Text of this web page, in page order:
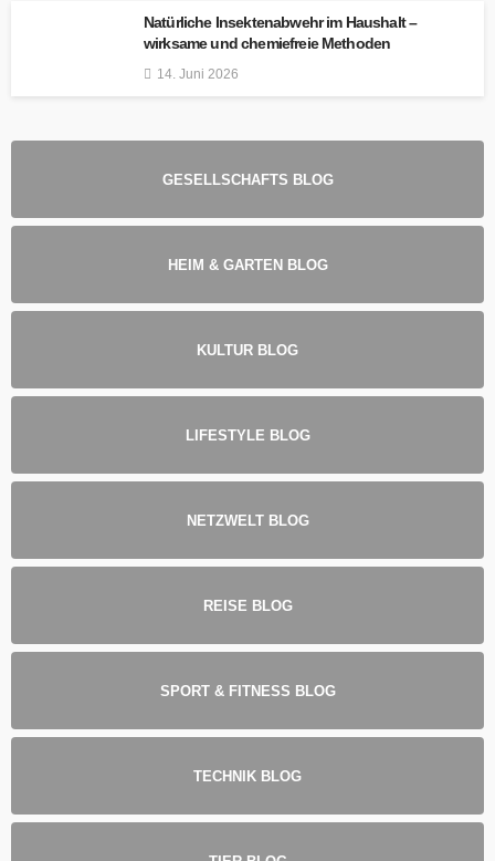
Natürliche Insektenabwehr im Haushalt –
wirksame und chemiefreie Methoden
14. Juni 2026
GESELLSCHAFTS BLOG
HEIM & GARTEN BLOG
KULTUR BLOG
LIFESTYLE BLOG
NETZWELT BLOG
REISE BLOG
SPORT & FITNESS BLOG
TECHNIK BLOG